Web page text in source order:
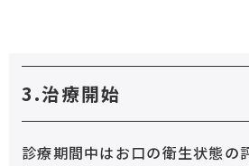
3.治療開始
診療期間中はお口の衛生状態の